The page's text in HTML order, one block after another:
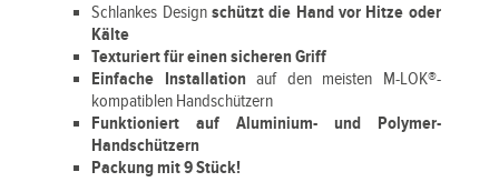
Schlankes Designschützt die Hand vor Hitze oder
Kälte
Texturiert für einen sicheren Griff
Einfache Installation auf den meisten M-LOK®-
kompatiblen Handschützern
Funktioniert auf Aluminium- und Polymer-
Handschützern
Packung mit 9 Stück!